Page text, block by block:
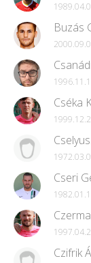
Buzás
Cséka
Cseri
Czifrik